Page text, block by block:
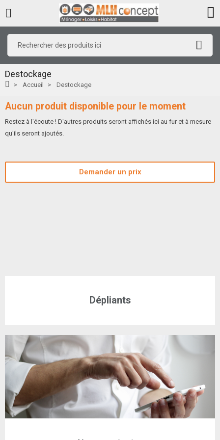
Destockage
Accueil Destockage
Demander un prix
Dépliants
Aucun produit disponible pour le moment
Restez à l'écoute ! D'autres produits seront affichés ici au fur et à mesure
qu'ils seront ajoutés.